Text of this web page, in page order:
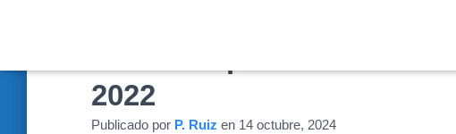
2022
Publicado por P. Ruiz en 14 octubre, 2024